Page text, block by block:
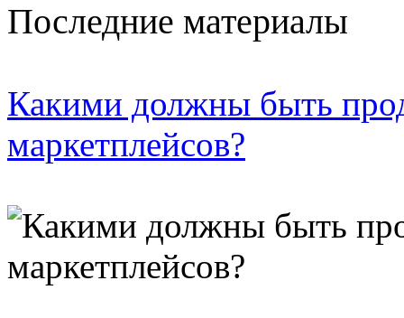
Последние материалы
Какими должны быть
маркетплейсов?